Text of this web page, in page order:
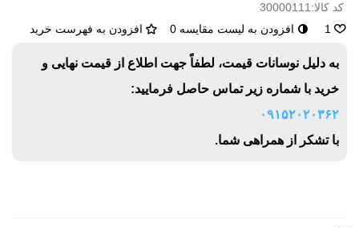
کد کالا: 30000111
1
افزودن به لیست مقایسه 0 افزودن به فهرست خرید
به دلیل نوسانات قیمت، لطفاً جهت اطلاع از قیمت نهایی و
خرید با شماره زیر تماس حاصل فرمایید:
۰۹۱۵۲۰۲۰۳۶۲
با تشکر از همراهی شما.